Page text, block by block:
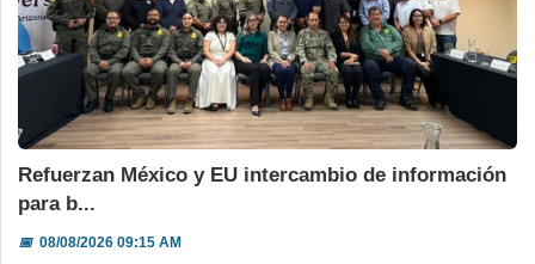
Refuerzan México y EU intercambio de información
para b...
📅08/08/2026 09:15 AM